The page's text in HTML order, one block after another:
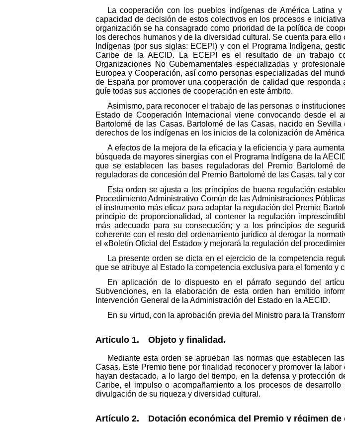
La cooperación con los pueblos indígenas de América Latina
capacidad de decisión de estos colectivos en los procesos e
organización se ha consagrado como prioridad de la política de
los derechos humanos y de la diversidad cultural. Se cuenta para
Indígenas (por sus siglas: ECEPI) y con el Programa Indígena,
Caribe de la AECID. La ECEPI es el resultado de un trabajo
Organizaciones No Gubernamentales especializadas y
Europea y Cooperación, así como personas especializadas del
de España por promover una cooperación de calidad que
guíe todas sus acciones de cooperación en este ámbito.
Asimismo, para reconocer el trabajo de las personas o
Estado de Cooperación Internacional viene convocando desde
Bartolomé de las Casas. Bartolomé de las Casas, nacido en
derechos de los indígenas en los inicios de la colonización de
A efectos de la mejora de la eficacia y la eficiencia y para
búsqueda de mayores sinergias con el Programa Indígena de la
que se establecen las bases reguladoras del Premio Bartolomé
reguladoras de concesión del Premio Bartolomé de las Casas, tal y
Esta orden se ajusta a los principios de buena regulación
Procedimiento Administrativo Común de las Administraciones
el instrumento más eficaz para adaptar la regulación del Premio
principio de proporcionalidad, al contener la regulación
más adecuado para su consecución; y a los principios de
coherente con el resto del ordenamiento jurídico al derogar la
el «Boletín Oficial del Estado» y mejorará la regulación del
La presente orden se dicta en el ejercicio de la competencia
que se atribuye al Estado la competencia exclusiva para el fomento
En aplicación de lo dispuesto en el párrafo segundo del
Subvenciones, en la elaboración de esta orden han emitido
Intervención General de la Administración del Estado en la AECID.
En su virtud, con la aprobación previa del Ministro para la
Artículo 1. Objeto y finalidad.
Mediante esta orden se aprueban las normas que establecen
Casas. Este Premio tiene por finalidad reconocer y promover la
hayan destacado, a lo largo del tiempo, en la defensa y protección
Caribe, el impulso o acompañamiento a los procesos de
divulgación de su riqueza y diversidad cultural.
Artículo 2. Dotación económica del Premio y régimen de